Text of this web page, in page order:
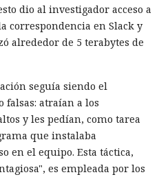
dio al investigador acceso a
correspondencia en Slack y
alrededor de 5 terabytes de
seguía siendo el
falsas: atraían a los
y les pedían, como tarea
que instalaba
en el equipo. Esta táctica,
es empleada por los